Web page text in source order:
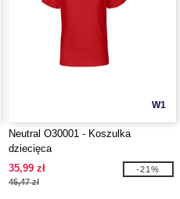
W1
Neutral O30001 - Koszulka
dziecięca
35,99 zł
45,47 zł
-21%